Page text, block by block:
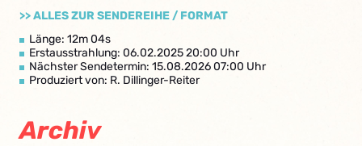
>> ALLES ZUR SENDEREIHE / FORMAT
Länge: 12m 04s
Erstausstrahlung: 06.02.2025 20:00 Uhr
Nächster Sendetermin: 15.08.2026 07:00 Uhr
Produziert von: R. Dillinger-Reiter
Archiv